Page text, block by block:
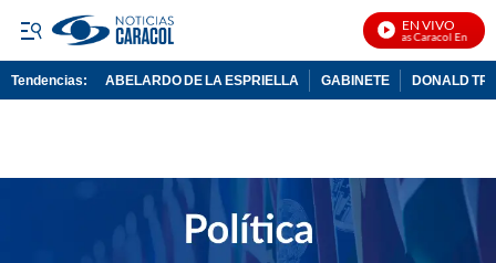
EN VIVO
Noticias Caracol En Vivo
Tendencias: ABELARDO DE LA ESPRIELLA GABINETE DONALD